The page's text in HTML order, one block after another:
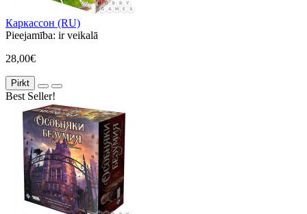
Каркассон (RU)
Pieejamība: ir veikalā
28,00€
Pirkt
Best Seller!